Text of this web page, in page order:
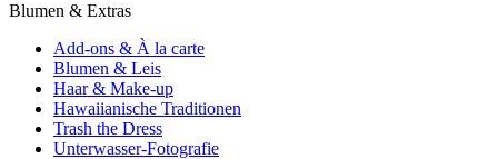
Blumen & Extras
Add-ons & À la carte
Blumen & Leis
Haar & Make-up
Hawaiianische Traditionen
Trash the Dress
Unterwasser-Fotografie